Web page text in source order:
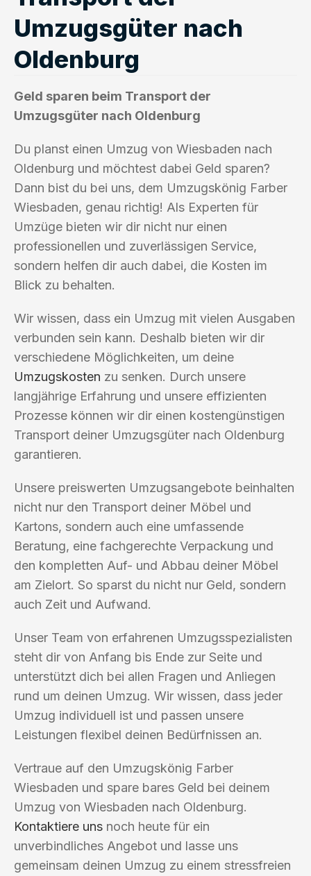
Umzugsgüter nach
Oldenburg
Geld sparen beim Transport der
Umzugsgüter nach Oldenburg
Du planst einen Umzug von Wiesbaden nach
Oldenburg und möchtest dabei Geld sparen?
Dann bist du bei uns, dem Umzugskönig Farber
Wiesbaden, genau richtig! Als Experten für
Umzüge bieten wir dir nicht nur einen
professionellen und zuverlässigen Service,
sondern helfen dir auch dabei, die Kosten im
Blick zu behalten.
Wir wissen, dass ein Umzug mit vielen Ausgaben
verbunden sein kann. Deshalb bieten wir dir
verschiedene Möglichkeiten, um deine
Umzugskosten zu senken. Durch unsere
langjährige Erfahrung und unsere effizienten
Prozesse können wir dir einen kostengünstigen
Transport deiner Umzugsgüter nach Oldenburg
garantieren.
Unsere preiswerten Umzugsangebote beinhalten
nicht nur den Transport deiner Möbel und
Kartons, sondern auch eine umfassende
Beratung, eine fachgerechte Verpackung und
den kompletten Auf- und Abbau deiner Möbel
am Zielort. So sparst du nicht nur Geld, sondern
auch Zeit und Aufwand.
Unser Team von erfahrenen Umzugsspezialisten
steht dir von Anfang bis Ende zur Seite und
unterstützt dich bei allen Fragen und Anliegen
rund um deinen Umzug. Wir wissen, dass jeder
Umzug individuell ist und passen unsere
Leistungen flexibel deinen Bedürfnissen an.
Vertraue auf den Umzugskönig Farber
Wiesbaden und spare bares Geld bei deinem
Umzug von Wiesbaden nach Oldenburg.
Kontaktiere uns noch heute für ein
unverbindliches Angebot und lasse uns
gemeinsam deinen Umzug zu einem stressfreien